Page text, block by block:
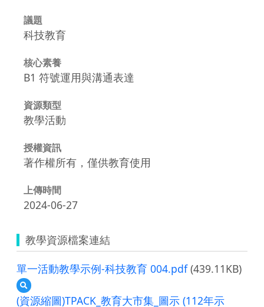
議題
科技教育
核心素養
B1 符號運用與溝通表達
資源類型
教學活動
授權資訊
著作權所有，僅供教育使用
上傳時間
2024-06-27
教學資源檔案連結
單一活動教學示例-科技教育 004.pdf(439.11KB)
預
覽
(資源縮圖)TPACK_教育大市集_圖示 (112年示